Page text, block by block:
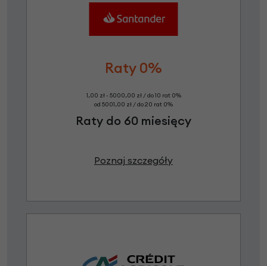
Raty 0%
1,00 zł - 5000,00 zł / do 10 rat 0%
od 5001,00 zł / do 20 rat 0%
Raty do 60 miesięcy
Poznaj szczegóły